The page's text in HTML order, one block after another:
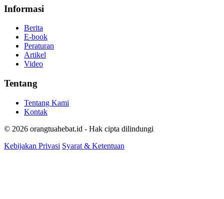
Informasi
Berita
E-book
Peraturan
Artikel
Video
Tentang
Tentang Kami
Kontak
© 2026 orangtuahebat.id - Hak cipta dilindungi
Kebijakan Privasi Syarat & Ketentuan